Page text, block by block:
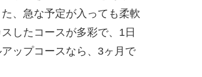
、急な予定が入っても柔軟
したコースが多彩で、1日
ップコースなら、3ヶ月で